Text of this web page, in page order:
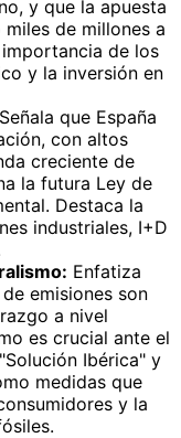
y que la apuesta
de millones a
de los
y la inversión en
Señala que España
con altos
creciente de
la futura Ley de
Destaca la
industriales, I+D
Enfatiza
emisiones son
a nivel
es crucial ante el
Ibérica" y
medidas que
y la